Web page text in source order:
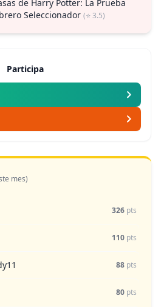
de Harry Potter: La Prueba
Seleccionador (⭐ 3.5)
Participa
mes)
326 pts
110 pts
88 pts
80 pts